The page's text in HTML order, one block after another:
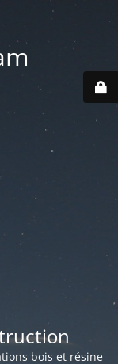
bois et résine